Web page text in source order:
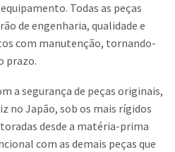
Todas as peças
de engenharia, qualidade e
com manutenção, tornando-
prazo.
a segurança de peças originais,
no Japão, sob os mais rígidos
desde a matéria-prima
com as demais peças que